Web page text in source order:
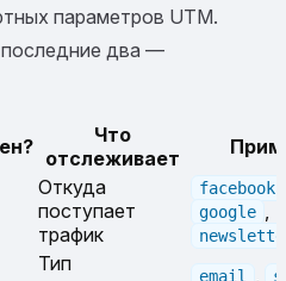
параметров UTM.
последние два —
Что
отслеживает
Откуда
поступает
трафик
facebook
google ,
Тип
email ,